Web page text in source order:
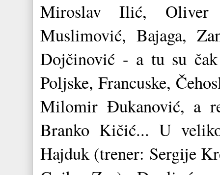
Miroslav Ilić, Oliver
Muslimović, Bajaga,
Dojčinović - a tu su
Poljske, Francuske,
Milomir Đukanović, a
Branko Kičić... U
Hajduk (trener: Sergije